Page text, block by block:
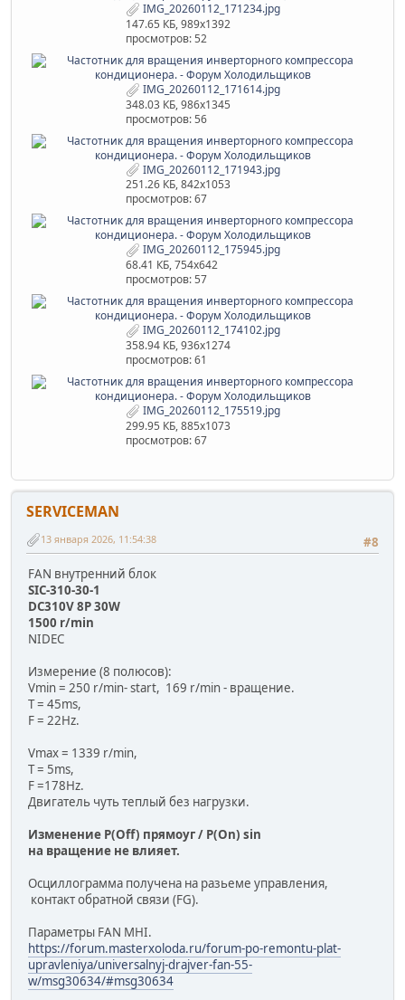
IMG_20260112_171234.jpg
147.65 КБ, 989x1392
просмотров: 52
IMG_20260112_171614.jpg
348.03 КБ, 986x1345
просмотров: 56
IMG_20260112_171943.jpg
251.26 КБ, 842x1053
просмотров: 67
IMG_20260112_175945.jpg
68.41 КБ, 754x642
просмотров: 57
IMG_20260112_174102.jpg
358.94 КБ, 936x1274
просмотров: 61
IMG_20260112_175519.jpg
299.95 КБ, 885x1073
просмотров: 67
SERVICEMAN
#8
13 января 2026, 11:54:38
FAN внутренний блок
SIC-310-30-1
DC310V 8P 30W
1500 r/min
NIDEC
Измерение (8 полюсов):
Vmin = 250 r/min- start, 169 r/min - вращение.
T = 45ms,
F = 22Hz.
Vmax = 1339 r/min,
T = 5ms,
F =178Hz.
Двигатель чуть теплый без нагрузки.
Изменение P(Off) прямоуг / P(On) sin
на вращение не влияет.
Осциллограмма получена на разьеме управления,
контакт обратной связи (FG).
Параметры FAN MHI.
https://forum.masterxoloda.ru/forum-po-remontu-plat-
upravleniya/universalnyj-drajver-fan-55-
w/msg30634/#msg30634